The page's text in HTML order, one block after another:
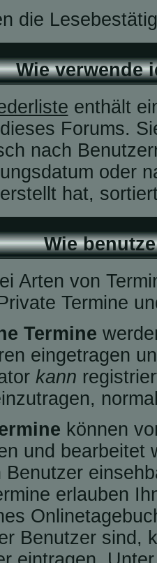
die
Wie verwende
enthält
Forums.
nach
oder
hat,
Wie
Arten von
Termine
Termine
eingetragen
kann
können
und bearbeitet
Benutzer
erlauben
Benutzer sind,